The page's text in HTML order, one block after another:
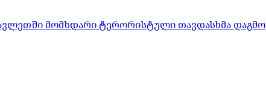
მომხდარი ტერორისტული თავდასხმა დაგმო